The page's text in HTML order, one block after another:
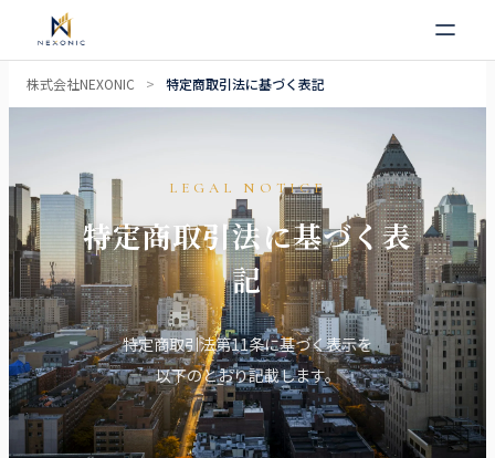
容
ッ
プ
株式会社NEXONIC > 特定商取引法に基づく表記
LEGAL NOTICE
特定商取引法に基づく表
記
特定商取引法第11条に基づく表示を
以下のとおり記載します。